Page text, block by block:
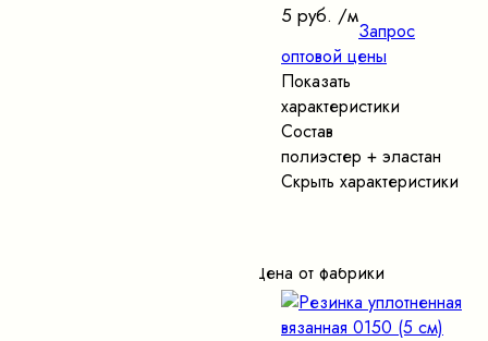
5 руб. /м
Запрос
оптовой цены
Показать
характеристики
Состав
полиэстер + эластан
Скрыть характеристики
Цена от фабрики